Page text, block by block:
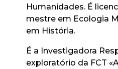
Humanidades. É
mestre em Ecologia
em História.
É a Investigadora
exploratório da FCT